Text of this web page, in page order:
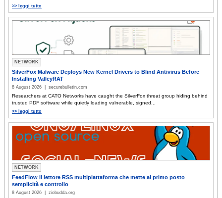
>> leggi tutto
NETWORK
SilverFox Malware Deploys New Kernel Drivers to Blind Antivirus Before
Installing ValleyRAT
8 August 2026 | securebulletin.com
Researchers at CATO Networks have caught the SilverFox threat group hiding behind
trusted PDF software while quietly loading vulnerable, signed...
>> leggi tutto
NETWORK
FeedFlow il lettore RSS multipiattaforma che mette al primo posto
semplicità e controllo
8 August 2026 | ziobudda.org